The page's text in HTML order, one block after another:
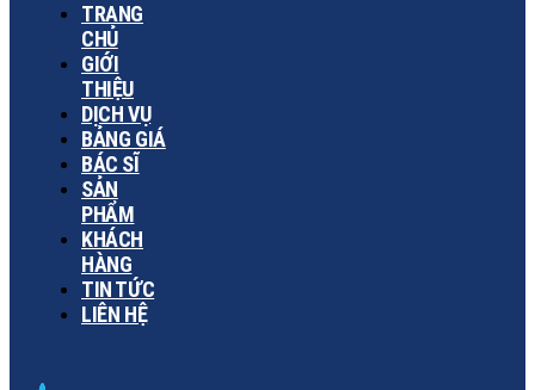
TRANG
CHỦ
GIỚI
THIỆU
DỊCH VỤ
BẢNG GIÁ
BÁC SĨ
SẢN
PHẨM
KHÁCH
HÀNG
TIN TỨC
LIÊN HỆ